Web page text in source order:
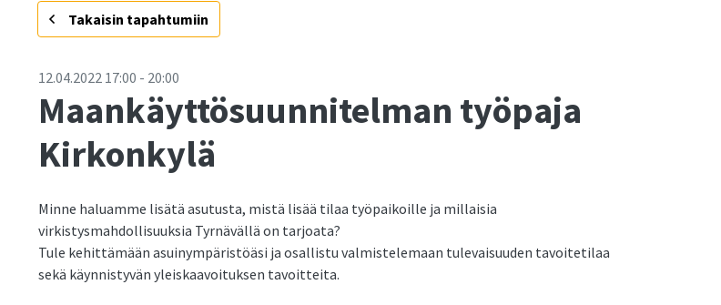
- Takaisin tapahtumiin
12.04.2022 17:00 - 20:00
Maankäyttösuunnitelman työpaja
Kirkonkylä
Minne haluamme lisätä asutusta, mistä lisää tilaa työpaikoille ja millaisia
virkistysmahdollisuuksia Tyrnävällä on tarjoata?
Tule kehittämään asuinympäristöäsi ja osallistu valmistelemaan tulevaisuuden tavoitetilaa
sekä käynnistyvän yleiskaavoituksen tavoitteita.